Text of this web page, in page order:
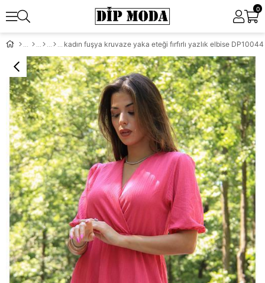
0
kadın fuşya kruvaze yaka eteği fırfırlı yazlık elbise DP10044